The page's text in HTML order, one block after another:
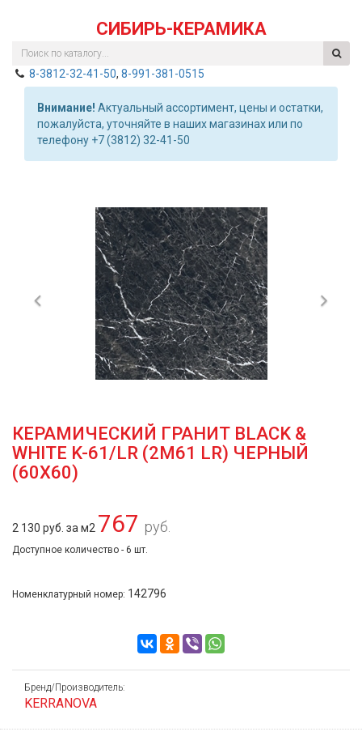
СИБИРЬ-КЕРАМИКА
8-3812-32-41-50, 8-991-381-0515
Внимание! Актуальный ассортимент, цены и остатки,
пожалуйста, уточняйте в наших магазинах или по
телефону +7 (3812) 32-41-50
Previous
КЕРАМИЧЕСКИЙ ГРАНИТ BLACK &
WHITE K-61/LR (2M61 LR) ЧЕРНЫЙ
(60Х60)
2 130 руб. за м2 767 руб.
Доступное количество - 6 шт.
Номенклатурный номер: 142796
Бренд/Производитель:
KERRANOVA